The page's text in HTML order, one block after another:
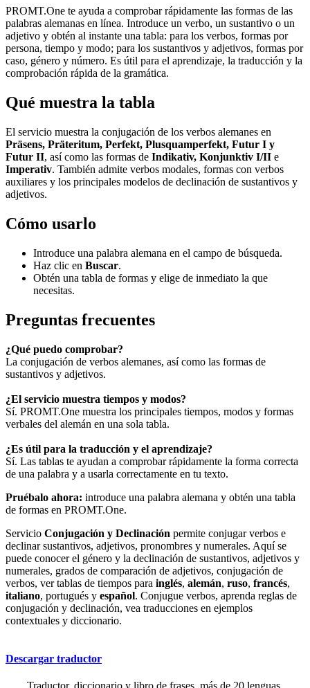
PROMT.One te ayuda a comprobar rápidamente las formas de las
palabras alemanas en línea. Introduce un verbo, un sustantivo o un
adjetivo y obtén al instante una tabla: para los verbos, formas por
persona, tiempo y modo; para los sustantivos y adjetivos, formas por
caso, género y número. Es útil para el aprendizaje, la traducción y la
comprobación rápida de la gramática.
Qué muestra la tabla
El servicio muestra la conjugación de los verbos alemanes en
Präsens, Präteritum, Perfekt, Plusquamperfekt, Futur I y
Futur II, así como las formas de Indikativ, Konjunktiv I/II e
Imperativ. También admite verbos modales, formas con verbos
auxiliares y los principales modelos de declinación de sustantivos y
adjetivos.
Cómo usarlo
Introduce una palabra alemana en el campo de búsqueda.
Haz clic en Buscar.
Obtén una tabla de formas y elige de inmediato la que
necesitas.
Preguntas frecuentes
¿Qué puedo comprobar?
La conjugación de verbos alemanes, así como las formas de
sustantivos y adjetivos.
¿El servicio muestra tiempos y modos?
Sí. PROMT.One muestra los principales tiempos, modos y formas
verbales del alemán en una sola tabla.
¿Es útil para la traducción y el aprendizaje?
Sí. Las tablas te ayudan a comprobar rápidamente la forma correcta
de una palabra y a usarla correctamente en tu texto.
Pruébalo ahora: introduce una palabra alemana y obtén una tabla
de formas en PROMT.One.
Servicio Conjugación y Declinación permite conjugar verbos e
declinar sustantivos, adjetivos, pronombres y numerales. Aquí se
puede conocer el género y la declinación de sustantivos, adjetivos y
numerales, grados de comparación de adjetivos, conjugación de
verbos, ver tablas de tiempos para inglés, alemán, ruso, francés,
italiano, portugués y español. Conjugue verbos, aprenda reglas de
conjugación y declinación, vea traducciones en ejemplos
contextuales y diccionario.
Descargar traductor